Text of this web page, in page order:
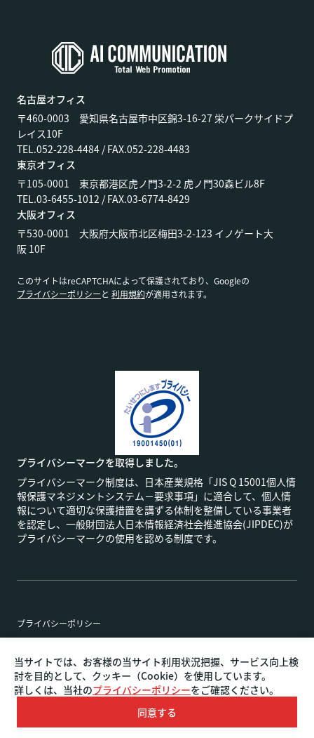
当サイトでは、お客様の当サイト利用状況把握、サービス向上検
討を目的として、クッキー（Cookie）を使用しています。
詳しくは、当社のプライバシーポリシーをご確認ください。
同意する
名古屋オフィス
〒460-0003 愛知県名古屋市中区錦3-16-27 栄パークサイドプ
レイス10F
TEL.052-228-4484 / FAX.052-228-4483
東京オフィス
〒105-0001 東京都港区虎ノ門3-2-2 虎ノ門30森ビル8F
TEL.03-6455-1012 / FAX.03-6774-8429
大阪オフィス
〒530-0001 大阪府大阪市北区梅田3-2-123 イノゲート大
阪 10F
このサイトはreCAPTCHAによって保護されており、Googleの
プライバシーポリシーと 利用規約が適用されます。
プライバシーマークを取得しました。
プライバシーマーク制度は、日本産業規格「JIS Q 15001個人情
報保護マネジメントシステム－要求事項」に適合して、個人情
報について適切な保護措置を講ずる体制を整備している事業者
を認定し、一般財団法人日本情報経済社会推進協会(JIPDEC)が
プライバシーマークの使用を認める制度です。
Copyright©
名古屋・東京・大阪のホームページ制作やリニューアルな
プライバシーポリシー